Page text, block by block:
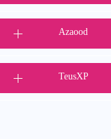
Azaood
TeusXP